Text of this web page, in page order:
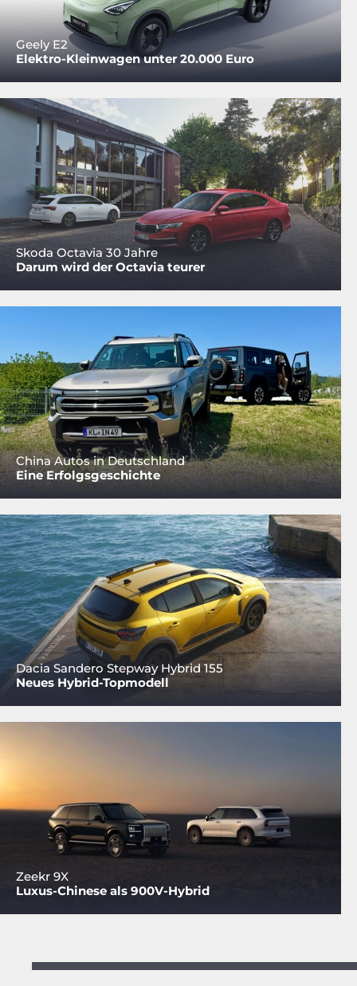
Geely E2
Elektro-Kleinwagen unter 20.000 Euro
Skoda Octavia 30 Jahre
Darum wird der Octavia teurer
China Autos in Deutschland
Eine Erfolgsgeschichte
Dacia Sandero Stepway Hybrid 155
Neues Hybrid-Topmodell
Zeekr 9X
Luxus-Chinese als 900V-Hybrid